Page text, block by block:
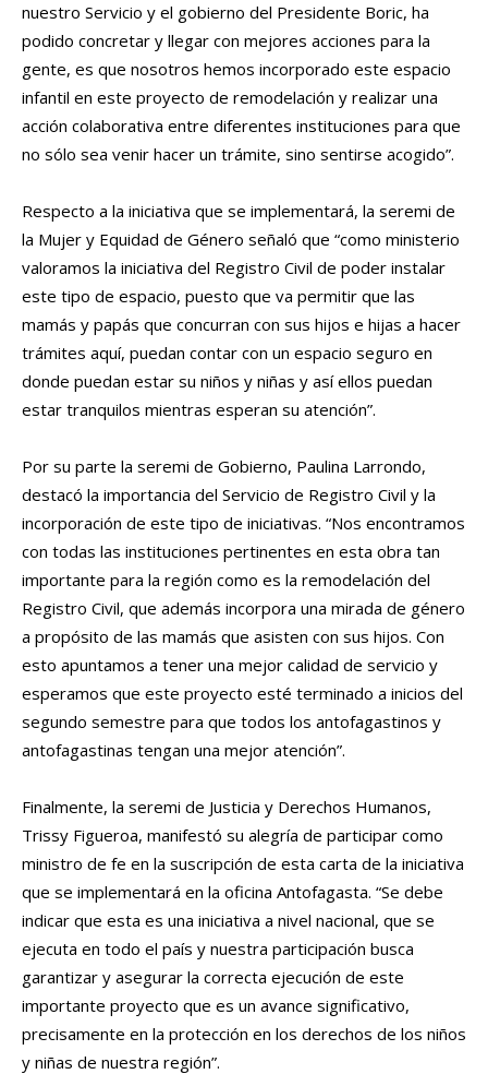
nuestro Servicio y el gobierno del Presidente Boric, ha
podido concretar y llegar con mejores acciones para la
gente, es que nosotros hemos incorporado este espacio
infantil en este proyecto de remodelación y realizar una
acción colaborativa entre diferentes instituciones para que
no sólo sea venir hacer un trámite, sino sentirse acogido”.
Respecto a la iniciativa que se implementará, la seremi de
la Mujer y Equidad de Género señaló que “como ministerio
valoramos la iniciativa del Registro Civil de poder instalar
este tipo de espacio, puesto que va permitir que las
mamás y papás que concurran con sus hijos e hijas a hacer
trámites aquí, puedan contar con un espacio seguro en
donde puedan estar su niños y niñas y así ellos puedan
estar tranquilos mientras esperan su atención”.
Por su parte la seremi de Gobierno, Paulina Larrondo,
destacó la importancia del Servicio de Registro Civil y la
incorporación de este tipo de iniciativas. “Nos encontramos
con todas las instituciones pertinentes en esta obra tan
importante para la región como es la remodelación del
Registro Civil, que además incorpora una mirada de género
a propósito de las mamás que asisten con sus hijos. Con
esto apuntamos a tener una mejor calidad de servicio y
esperamos que este proyecto esté terminado a inicios del
segundo semestre para que todos los antofagastinos y
antofagastinas tengan una mejor atención”.
Finalmente, la seremi de Justicia y Derechos Humanos,
Trissy Figueroa, manifestó su alegría de participar como
ministro de fe en la suscripción de esta carta de la iniciativa
que se implementará en la oficina Antofagasta. “Se debe
indicar que esta es una iniciativa a nivel nacional, que se
ejecuta en todo el país y nuestra participación busca
garantizar y asegurar la correcta ejecución de este
importante proyecto que es un avance significativo,
precisamente en la protección en los derechos de los niños
y niñas de nuestra región”.